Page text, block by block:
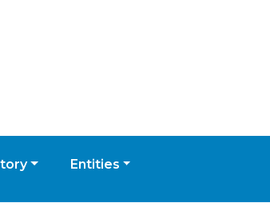
Entities